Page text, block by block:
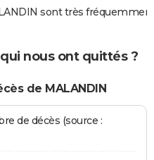
sont très
nous ont quittés ?
de MALANDIN
de décès (source :